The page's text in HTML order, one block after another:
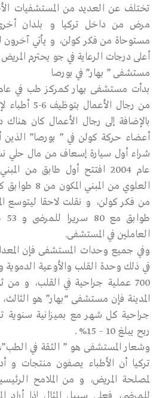
تختلف عن العديد من المستشفيات
مرض من داخل تركيا و بلدان
مستوحاة من فكر كولن، و يأتي آخرون
أعلى درجات الرعاية في جو يحترم
مستشفى ” بهار” في بورصا
من رجال
بالإضافة إلى رجال الأعمال كان
أعضاء حركة كولن في ” بورصا” الذين
شراء أول سيارة إسعاف من مال حلي
عام 2004 افتتح أول طابق
العلوي من
العاملين في المستشفى.
وفي جميع وحدات المستشفى فإن
في ذلك وحدة القلب والأوعية الدموية
700 عملية جراحية في القلب، و
ربح يبلغ 10 – 15% .
وشعار المستشفى هو ” الثقة في
تركيا أن الأطباء يصفون منتجات و
لمصلحة المريض، و من الملامح